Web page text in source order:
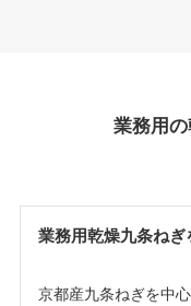
業務用
業務用乾燥九条ねぎ
京都産九条ねぎを中